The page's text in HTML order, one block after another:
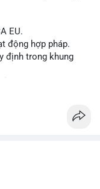
EU.
động hợp pháp.
định trong khung